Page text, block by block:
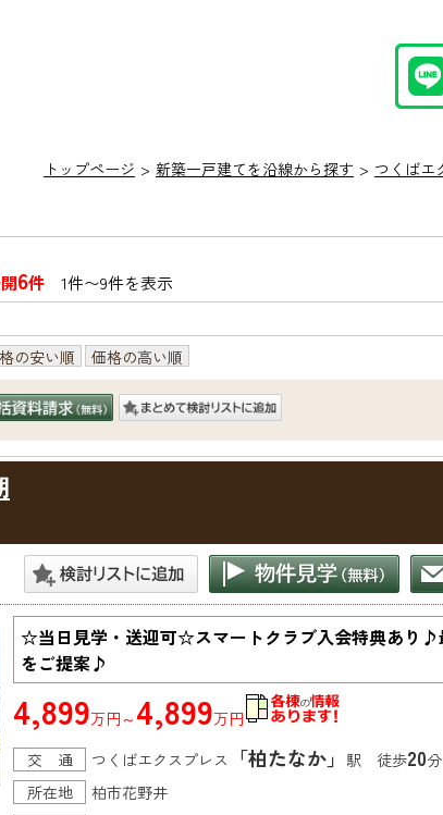
トップページ 新築一戸建てを沿線から探す つくばエ
6件 1件〜9件を表示
の安い順 価格の高い順
☆当日見学・送迎可☆スマートクラブ入会特典あり♪
をご提案♪
4,899万円～ 4,899万円
交 通
つくばエクスプレス 「柏たなか」 駅 徒歩20
所在地
柏市花野井